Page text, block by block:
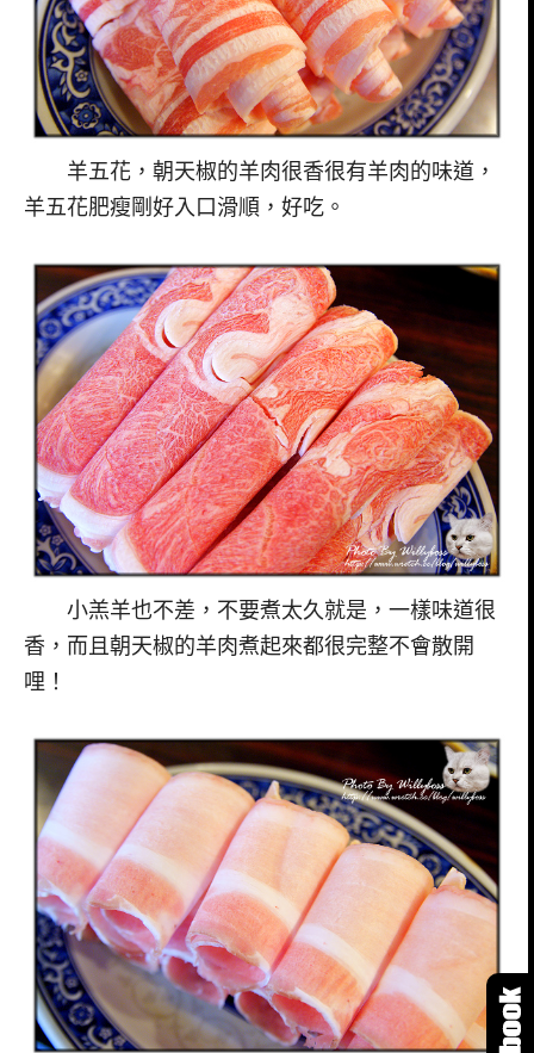
羊五花，朝天椒的羊肉很香很有羊肉的味道，
羊五花肥瘦剛好入口滑順，好吃。
小羔羊也不差，不要煮太久就是，一樣味道很
香，而且朝天椒的羊肉煮起來都很完整不會散開
哩！